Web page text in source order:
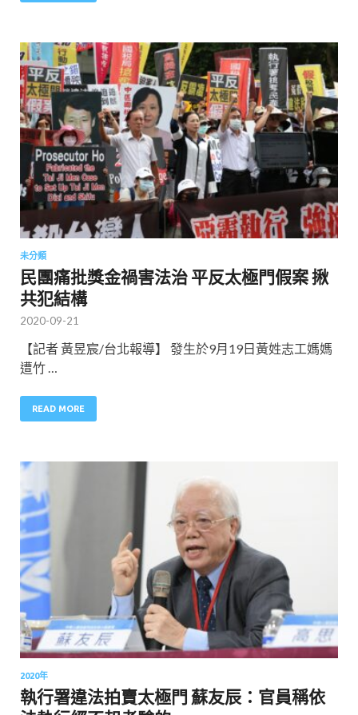
未分類
民團痛批獎金禍害法治 平反太極門假案 揪
共犯結構
2020-09-21
【記者 黃昱宸/台北報導】 發生於9月19日黃姓志工媽媽
遭竹 …
READ MORE
2020年
執行署違法拍賣太極門 蘇友辰：官員稱依